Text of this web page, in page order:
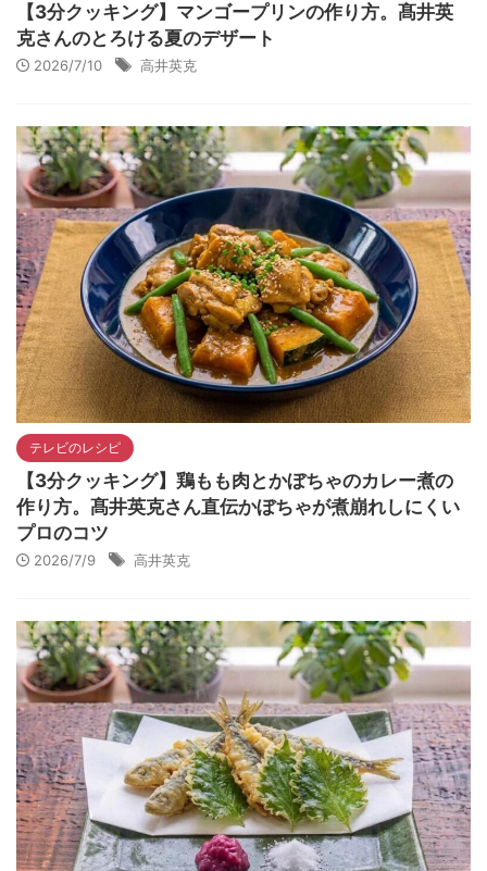
【3分クッキング】マンゴープリンの作り方。髙井英
克さんのとろける夏のデザート
2026/7/10 高井英克
テレビのレシピ
【3分クッキング】鶏もも肉とかぼちゃのカレー煮の
作り方。髙井英克さん直伝かぼちゃが煮崩れしにくい
プロのコツ
2026/7/9 高井英克